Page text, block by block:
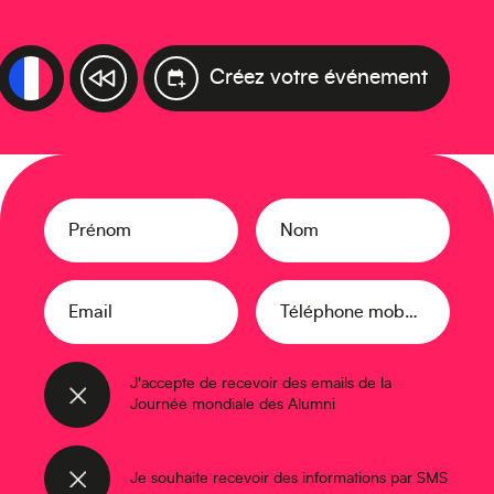
Créez votre événement
Prénom Nom
Email Téléphone mobile
J'accepte de recevoir des emails de la
Journée mondiale des Alumni
Je souhaite recevoir des informations par SMS